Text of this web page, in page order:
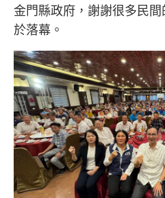
金門縣政府，謝謝很多民
於落幕。